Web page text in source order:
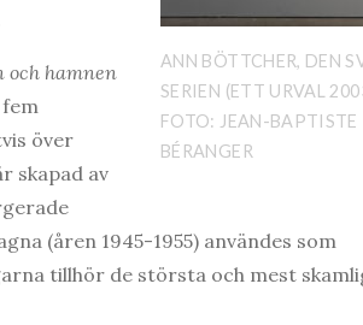
ANN BÖTTCHER, DEN
SERIEN (ETT URVAL
FOTO: JEAN-BAPTISTE
BÉRANGER
och hamnen
över
skapad av
(åren 1945-1955) användes som
tillhör de största och mest